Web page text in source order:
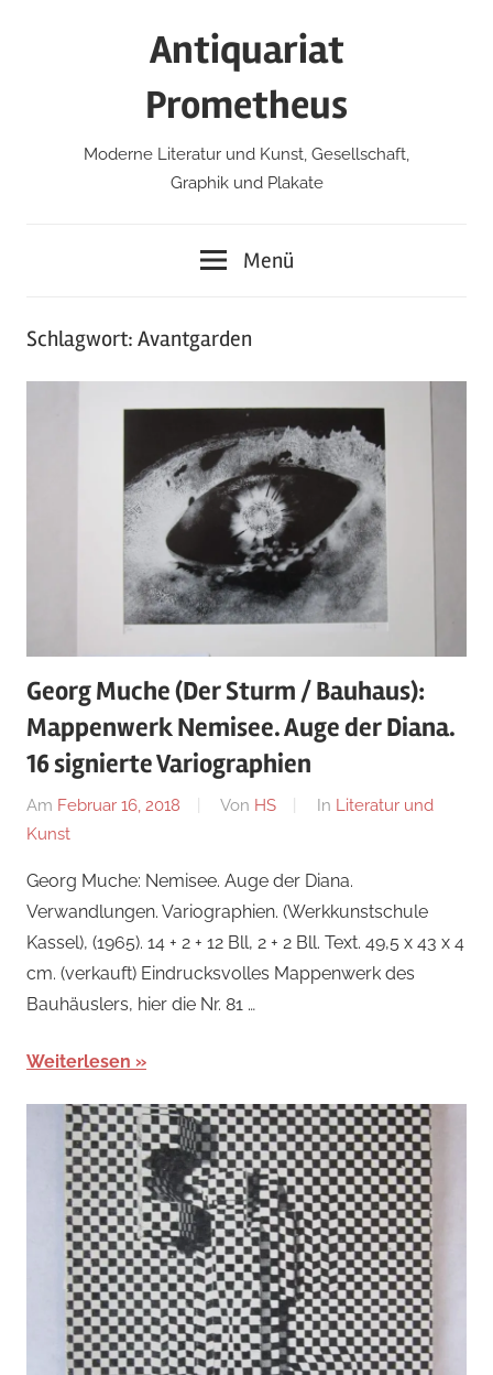
Antiquariat
Prometheus
Moderne Literatur und Kunst, Gesellschaft,
Graphik und Plakate
Menü
Schlagwort: Avantgarden
Georg Muche (Der Sturm / Bauhaus):
Mappenwerk Nemisee. Auge der Diana.
16 signierte Variographien
Am Februar 16, 2018 Von HS In Literatur und
Kunst
Georg Muche: Nemisee. Auge der Diana.
Verwandlungen. Variographien. (Werkkunstschule
Kassel), (1965). 14 + 2 + 12 Bll, 2 + 2 Bll. Text. 49,5 x 43 x 4
cm. (verkauft) Eindrucksvolles Mappenwerk des
Bauhäuslers, hier die Nr. 81 …
Weiterlesen